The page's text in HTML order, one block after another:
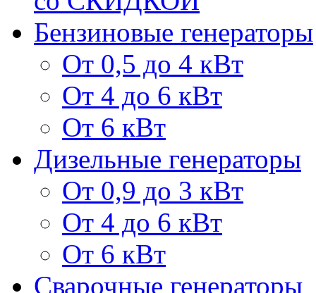
Бензиновые генераторы
От 0,5 до 4 кВт
От 4 до 6 кВт
От 6 кВт
Дизельные генераторы
От 0,9 до 3 кВт
От 4 до 6 кВт
От 6 кВт
Сварочные генераторы